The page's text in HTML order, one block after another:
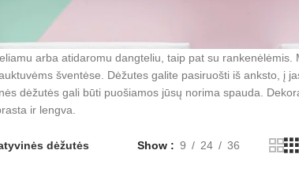
arba atidaromu dangteliu, taip pat su rankenėlėmis.
šventėse. Dėžutes galite pasiruošti iš anksto, į
dėžutės gali būti puošiamos jūsų norima spauda.
ir lengva.
dėžutės Show 9 24 36